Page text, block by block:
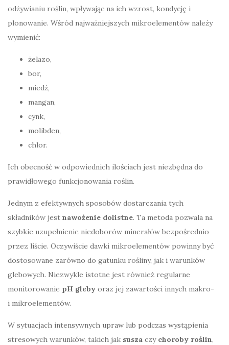
odżywianiu roślin, wpływając na ich wzrost, kondycję i
plonowanie. Wśród najważniejszych mikroelementów należy
wymienić:
żelazo,
bor,
miedź,
mangan,
cynk,
molibden,
chlor.
Ich obecność w odpowiednich ilościach jest niezbędna do
prawidłowego funkcjonowania roślin.
Jednym z efektywnych sposobów dostarczania tych
składników jest nawożenie dolistne. Ta metoda pozwala na
szybkie uzupełnienie niedoborów minerałów bezpośrednio
przez liście. Oczywiście dawki mikroelementów powinny być
dostosowane zarówno do gatunku rośliny, jak i warunków
glebowych. Niezwykle istotne jest również regularne
monitorowanie pH gleby oraz jej zawartości innych makro-
i mikroelementów.
W sytuacjach intensywnych upraw lub podczas wystąpienia
stresowych warunków, takich jak susza czy choroby roślin,